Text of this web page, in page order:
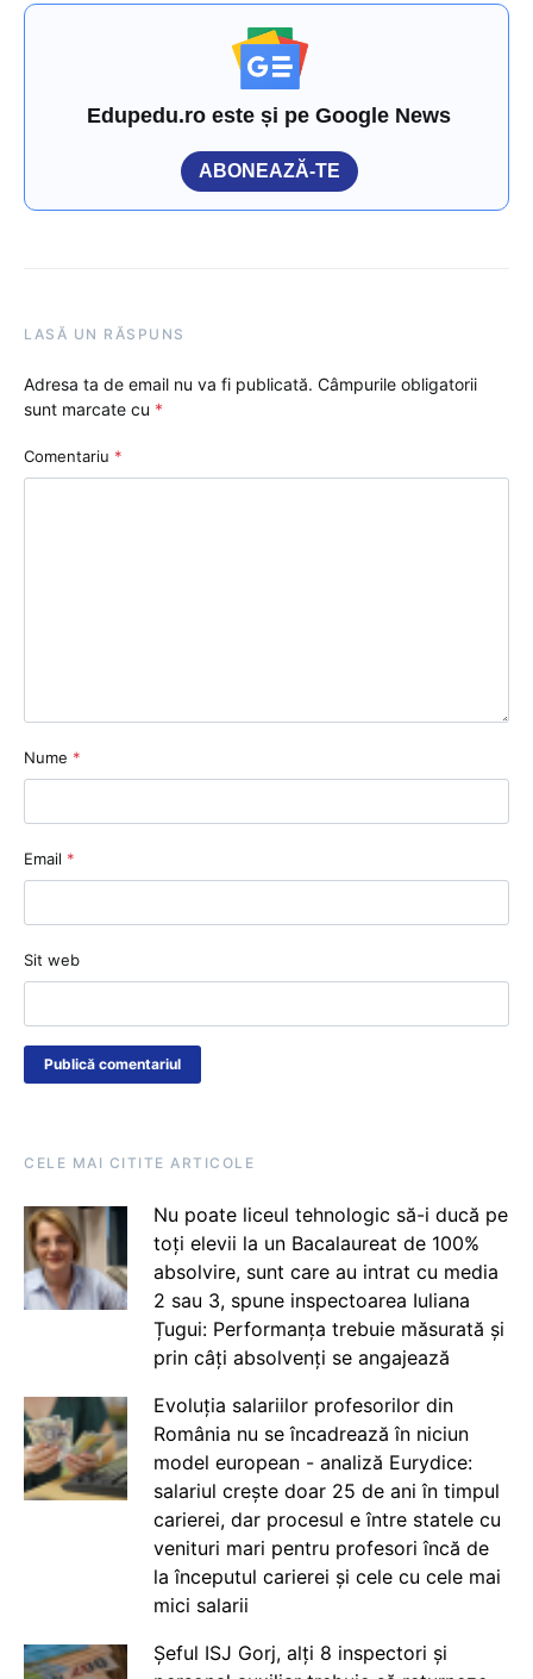
Edupedu.ro este și pe Google News
ABONEAZĂ-TE
LASĂ UN RĂSPUNS
Adresa ta de email nu va fi publicată. Câmpurile obligatorii
sunt marcate cu *
Comentariu *
Nume *
Email *
Sit web
CELE MAI CITITE ARTICOLE
Nu poate liceul tehnologic să-i ducă pe
toți elevii la un Bacalaureat de 100%
absolvire, sunt care au intrat cu media
2 sau 3, spune inspectoarea Iuliana
Țugui: Performanța trebuie măsurată și
prin câți absolvenți se angajează
Evoluția salariilor profesorilor din
România nu se încadrează în niciun
model european - analiză Eurydice:
salariul crește doar 25 de ani în timpul
carierei, dar procesul e între statele cu
venituri mari pentru profesori încă de
la începutul carierei și cele cu cele mai
mici salarii
Șeful ISJ Gorj, alți 8 inspectori și